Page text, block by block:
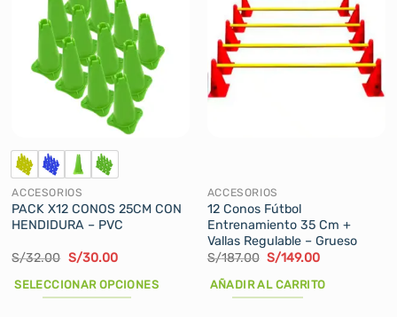
variantes.
opciones
pueden
la
página
de
producto
ACCESORIOS
PACK X12 CONOS 25CM CON
HENDIDURA – PVC
S/32.00 El
original
era:
S/30.00El
actual
es:
SELECCIONAR OPCIONES
ACCESORIOS
12 Conos Fútbol
Entrenamiento 35 Cm +
Vallas Regulable – Grueso
S/187.00 El
original
era:
S/149.00El
actual
AÑADIR AL CARRITO